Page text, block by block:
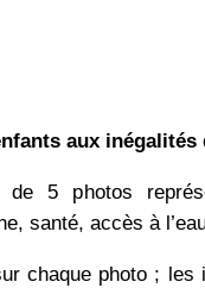
aux
5 photos
santé, accès à
chaque photo ;